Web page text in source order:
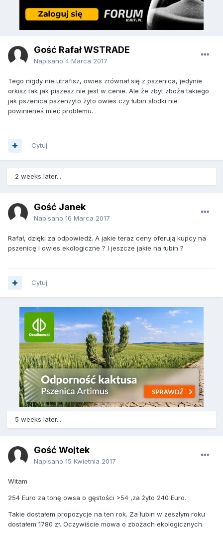
Gość Rafał WSTRADE
Napisano 4 Marca 2017
Tego nigdy nie utrafisz, owies zrównał się z pszenica, jedynie
orkisz tak jak piszesz nie jest w cenie. Ale że zbyt zboża takiego
jak pszenica pszenzyto żyto owies czy łubin słodki nie
powinieneś mieć problemu.
Cytuj
2 weeks later...
Gość Janek
Napisano 16 Marca 2017
Rafał, dzięki za odpowiedź. A jakie teraz ceny oferują kupcy na
pszenicę i owies ekologiczne ? I jeszcze jakie na łubin ?
Cytuj
5 weeks later...
Gość Wojtek
Napisano 15 Kwietnia 2017
Witam
254 Euro za tonę owsa o gęstości >54 ,za żyto 240 Euro.
Takie dostałem propozycje na ten rok. Za łubin w zeszłym roku
dostałem 1780 zł. Oczywiście mowa o zbożach ekologicznych.